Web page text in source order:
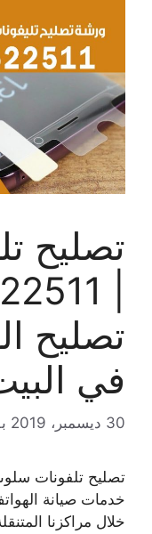
تصليح
تصليح
في
30 ديسمبر، 2019
تصليح تلفونات
خدمات صيانة
خلال مراكزنا